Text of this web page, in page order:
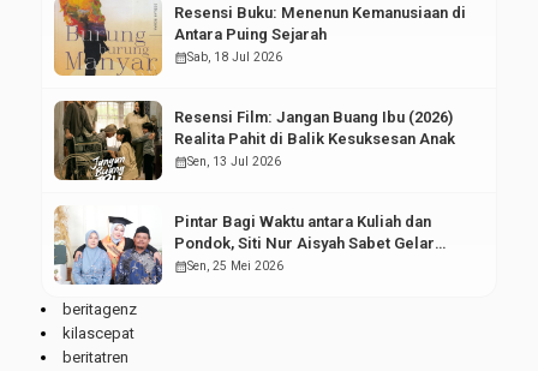
Resensi Buku: Menenun Kemanusiaan di
Antara Puing Sejarah
calendar_monthSab, 18 Jul 2026
Resensi Film: Jangan Buang Ibu (2026)
Realita Pahit di Balik Kesuksesan Anak
calendar_monthSen, 13 Jul 2026
Pintar Bagi Waktu antara Kuliah dan
Pondok, Siti Nur Aisyah Sabet Gelar
Wisudawan Terbaik
calendar_monthSen, 25 Mei 2026
beritagenz
kilascepat
beritatren